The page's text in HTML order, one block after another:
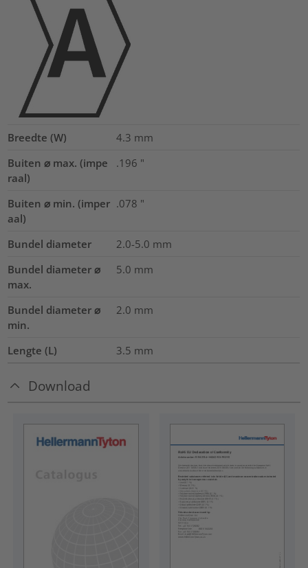
Breedte (W) 4.3 mm
Buiten ⌀ max. (impe
raal)
.196 "
Buiten ⌀ min. (imper
aal)
.078 "
Bundel diameter 2.0-5.0 mm
Bundel diameter ⌀
max.
5.0 mm
Bundel diameter ⌀
min.
2.0 mm
Lengte (L) 3.5 mm
Download